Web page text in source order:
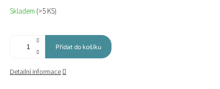
Měrná
cena:
Skladem (>5 KS)
Přidat do košíku
Detailní informace